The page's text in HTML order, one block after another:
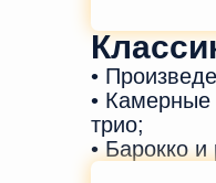
•
• Камерные
трио;
• Барокко